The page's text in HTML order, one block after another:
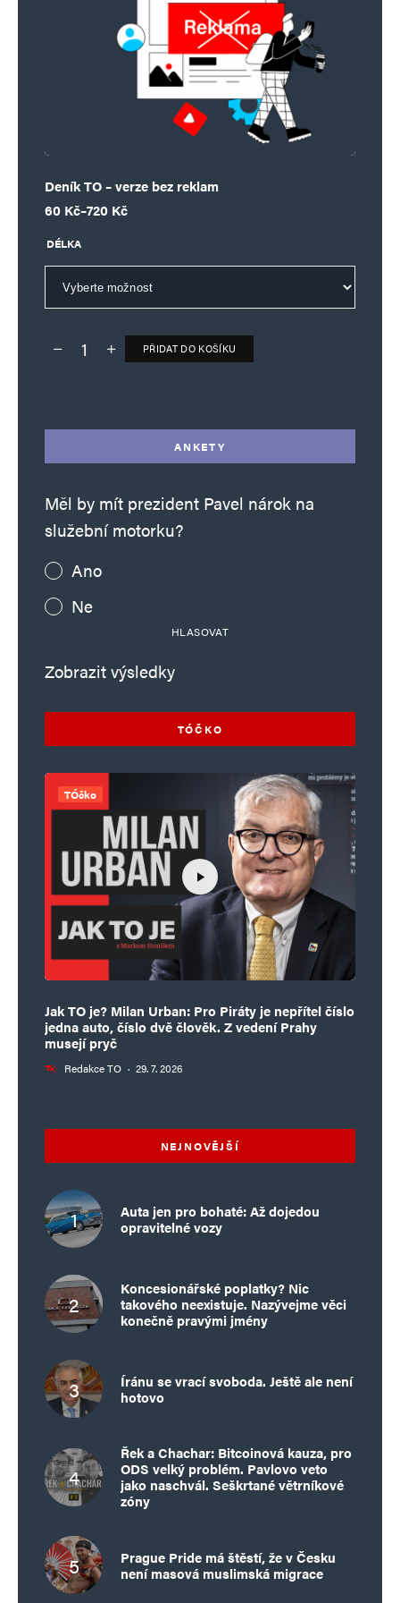
Deník TO – verze bez reklam
60 Kč–720 Kč
Rozpětí cen: 60 Kč až 720 Kč
DÉLKA
Deník TO – verze bez reklam množství
PŘIDAT DO KOŠÍKU
ANKETY
Měl by mít prezident Pavel nárok na
služební motorku?
Ano
Ne
HLASOVAT
Zobrazit výsledky
TÓČKO
TÓčko
Jak TO je? Milan Urban: Pro Piráty je nepřítel číslo
jedna auto, číslo dvě člověk. Z vedení Prahy
musejí pryč
Redakce TO · 29. 7. 2026
NEJNOVĚJŠÍ
Auta jen pro bohaté: Až dojedou
opravitelné vozy
Koncesionářské poplatky? Nic
takového neexistuje. Nazývejme věci
konečně pravými jmény
Íránu se vrací svoboda. Ještě ale není
hotovo
Řek a Chachar: Bitcoinová kauza, pro
ODS velký problém. Pavlovo veto
jako naschvál. Seškrtané větrníkové
zóny
Prague Pride má štěstí, že v Česku
není masová muslimská migrace